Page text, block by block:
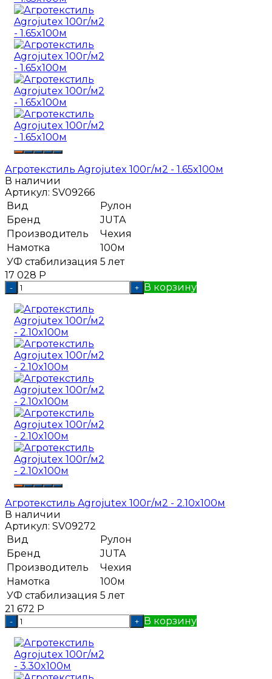
Агротекстиль Agrojutex 100г/м2 - 1.65x100м
В наличии
Артикул: SV09266
Вид
Рулон
Бренд
JUTA
Производитель
Чехия
Намотка
100м
УФ стабилизация 5 лет
17 028 Р
- + В корзину
Агротекстиль Agrojutex 100г/м2 - 2.10x100м
В наличии
Артикул: SV09272
Вид
Рулон
Бренд
JUTA
Производитель
Чехия
Намотка
100м
УФ стабилизация 5 лет
21 672 Р
- + В корзину